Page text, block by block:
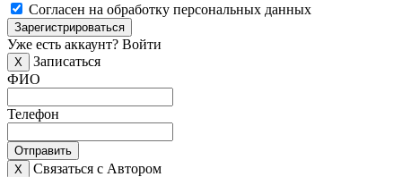
Согласен на обработку персональных данных
Зарегистрироваться
Уже есть аккаунт? Войти
X
Записаться
ФИО
Телефон
Отправить
X
Связаться с Автором